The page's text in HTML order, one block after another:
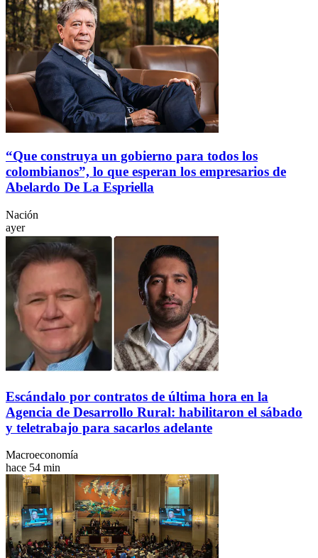
“Que construya un gobierno para todos los
colombianos”, lo que esperan los empresarios de
Abelardo De La Espriella
Nación
ayer
Escándalo por contratos de última hora en la
Agencia de Desarrollo Rural: habilitaron el sábado
y teletrabajo para sacarlos adelante
Macroeconomía
hace 54 min